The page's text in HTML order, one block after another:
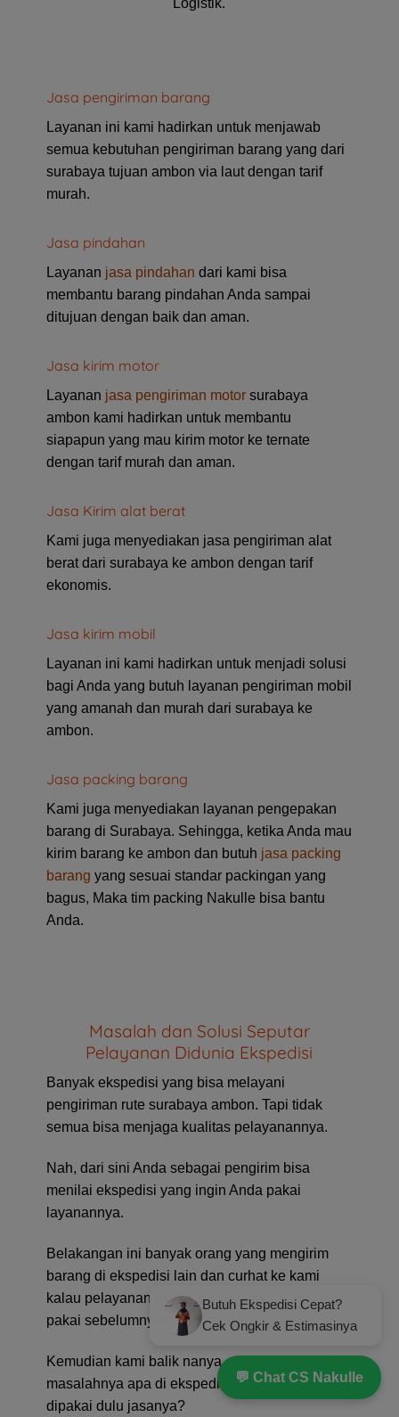
Logistik.
Jasa pengiriman barang
Layanan ini kami hadirkan untuk menjawab
semua kebutuhan pengiriman barang yang dari
surabaya tujuan ambon via laut dengan tarif
murah.
Jasa pindahan
Layanan jasa pindahan dari kami bisa
membantu barang pindahan Anda sampai
ditujuan dengan baik dan aman.
Jasa kirim motor
Layanan jasa pengiriman motor surabaya
ambon kami hadirkan untuk membantu
siapapun yang mau kirim motor ke ternate
dengan tarif murah dan aman.
Jasa Kirim alat berat
Kami juga menyediakan jasa pengiriman alat
berat dari surabaya ke ambon dengan tarif
ekonomis.
Jasa kirim mobil
Layanan ini kami hadirkan untuk menjadi solusi
bagi Anda yang butuh layanan pengiriman mobil
yang amanah dan murah dari surabaya ke
ambon.
Jasa packing barang
Kami juga menyediakan layanan pengepakan
barang di Surabaya. Sehingga, ketika Anda mau
kirim barang ke ambon dan butuh jasa packing
barang yang sesuai standar packingan yang
bagus, Maka tim packing Nakulle bisa bantu
Anda.
Masalah dan Solusi Seputar
Pelayanan Didunia Ekspedisi
Banyak ekspedisi yang bisa melayani
pengiriman rute surabaya ambon. Tapi tidak
semua bisa menjaga kualitas pelayanannya.
Nah, dari sini Anda sebagai pengirim bisa
menilai ekspedisi yang ingin Anda pakai
layanannya.
Belakangan ini banyak orang yang mengirim
barang di ekspedisi lain dan curhat ke kami
kalau pelayanan ekspedisi yang pernah dia
pakai sebelumnya tidak bagus.
Kemudian kami balik nanya, emang
masalahnya apa di ekspedisi yang pernah
dipakai dulu jasanya?
Butuh Ekspedisi Cepat?
Cek Ongkir & Estimasinya
💬 Chat CS Nakulle